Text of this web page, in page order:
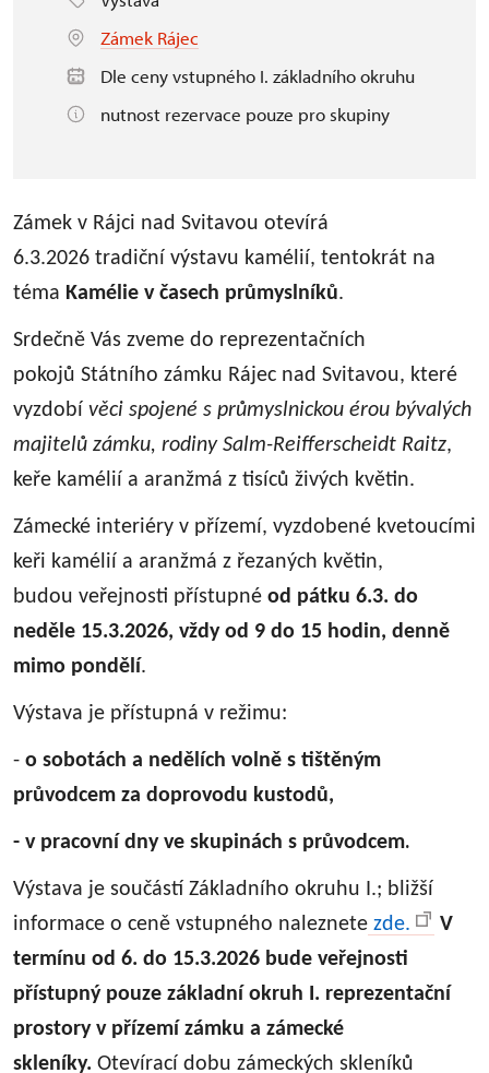
Zámek Rájec
Dle ceny vstupného I. základního okruhu
nutnost rezervace pouze pro skupiny
Zámek v Rájci nad Svitavou otevírá
6.3.2026 tradiční výstavu kamélií, tentokrát na
téma Kamélie v časech průmyslníků.
Srdečně Vás zveme do reprezentačních
pokojů Státního zámku Rájec nad Svitavou, které
vyzdobí věci spojené s průmyslnickou érou bývalých
majitelů zámku, rodiny Salm-Reifferscheidt Raitz,
keře kamélií a aranžmá z tisíců živých květin.
Zámecké interiéry v přízemí, vyzdobené kvetoucími
keři kamélií a aranžmá z řezaných květin,
budou veřejnosti přístupné od pátku 6.3. do
neděle 15.3.2026, vždy od 9 do 15 hodin, denně
mimo pondělí.
Výstava je přístupná v režimu:
- o sobotách a nedělích volně s tištěným
průvodcem za doprovodu kustodů,
- v pracovní dny ve skupinách s průvodcem.
Výstava je součástí Základního okruhu I.; bližší
informace o ceně vstupného naleznete zde.
V
termínu od 6. do 15.3.2026 bude veřejnosti
přístupný pouze základní okruh I. reprezentační
prostory v přízemí zámku a zámecké
skleníky. Otevírací dobu zámeckých skleníků